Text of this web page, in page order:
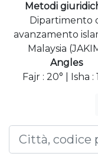
Metodi
Dipartimento
avanzamento
Malaysia
Angles
Fajr : 20° | Isha :